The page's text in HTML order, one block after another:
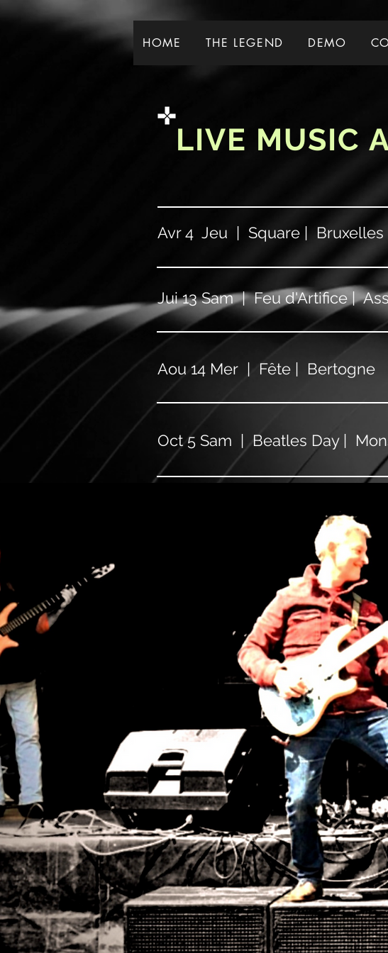
HOME THE LEGEND DEMO
LIVE MUSIC
Avr 4 Jeu | Square | Bruxelles
Jui 13 Sam | Feu d'Artifice |
Aou 14 Mer | Fête | Bertogne
Oct 5 Sam | Beatles Day |